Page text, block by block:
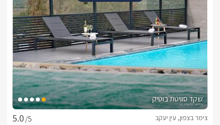
שקד סוויטת בוטיק
/5
צימר בצפון, עין יעקב